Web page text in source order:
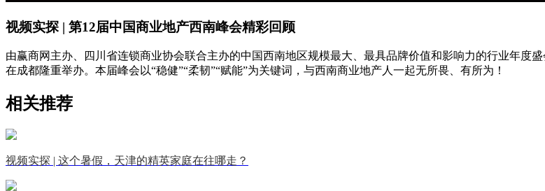
视频实探 | 第12届中国商业地产西南峰会精彩回顾
由赢商网主办、四川省连锁商业协会联合主办的中国西南地区规模最大、最具品牌价值和影响力的行业年
在成都隆重举办。本届峰会以“稳健”“柔韧”“赋能”为关键词，与西南商业地产人一起无所畏、有所为！
相关推荐
视频实探 | 这个暑假，天津的精英家庭在往哪走？